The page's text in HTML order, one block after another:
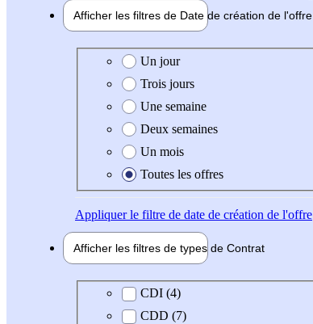
Afficher les filtres de Date de création de l'offre
Date de création de l'offre
Un jour
Trois jours
Une semaine
Deux semaines
Un mois
Toutes les offres
Appliquerle filtre de date de création de l'offre
Afficher les filtres de types de Contrat
Type de contrat
CDI (4)
CDD (7)